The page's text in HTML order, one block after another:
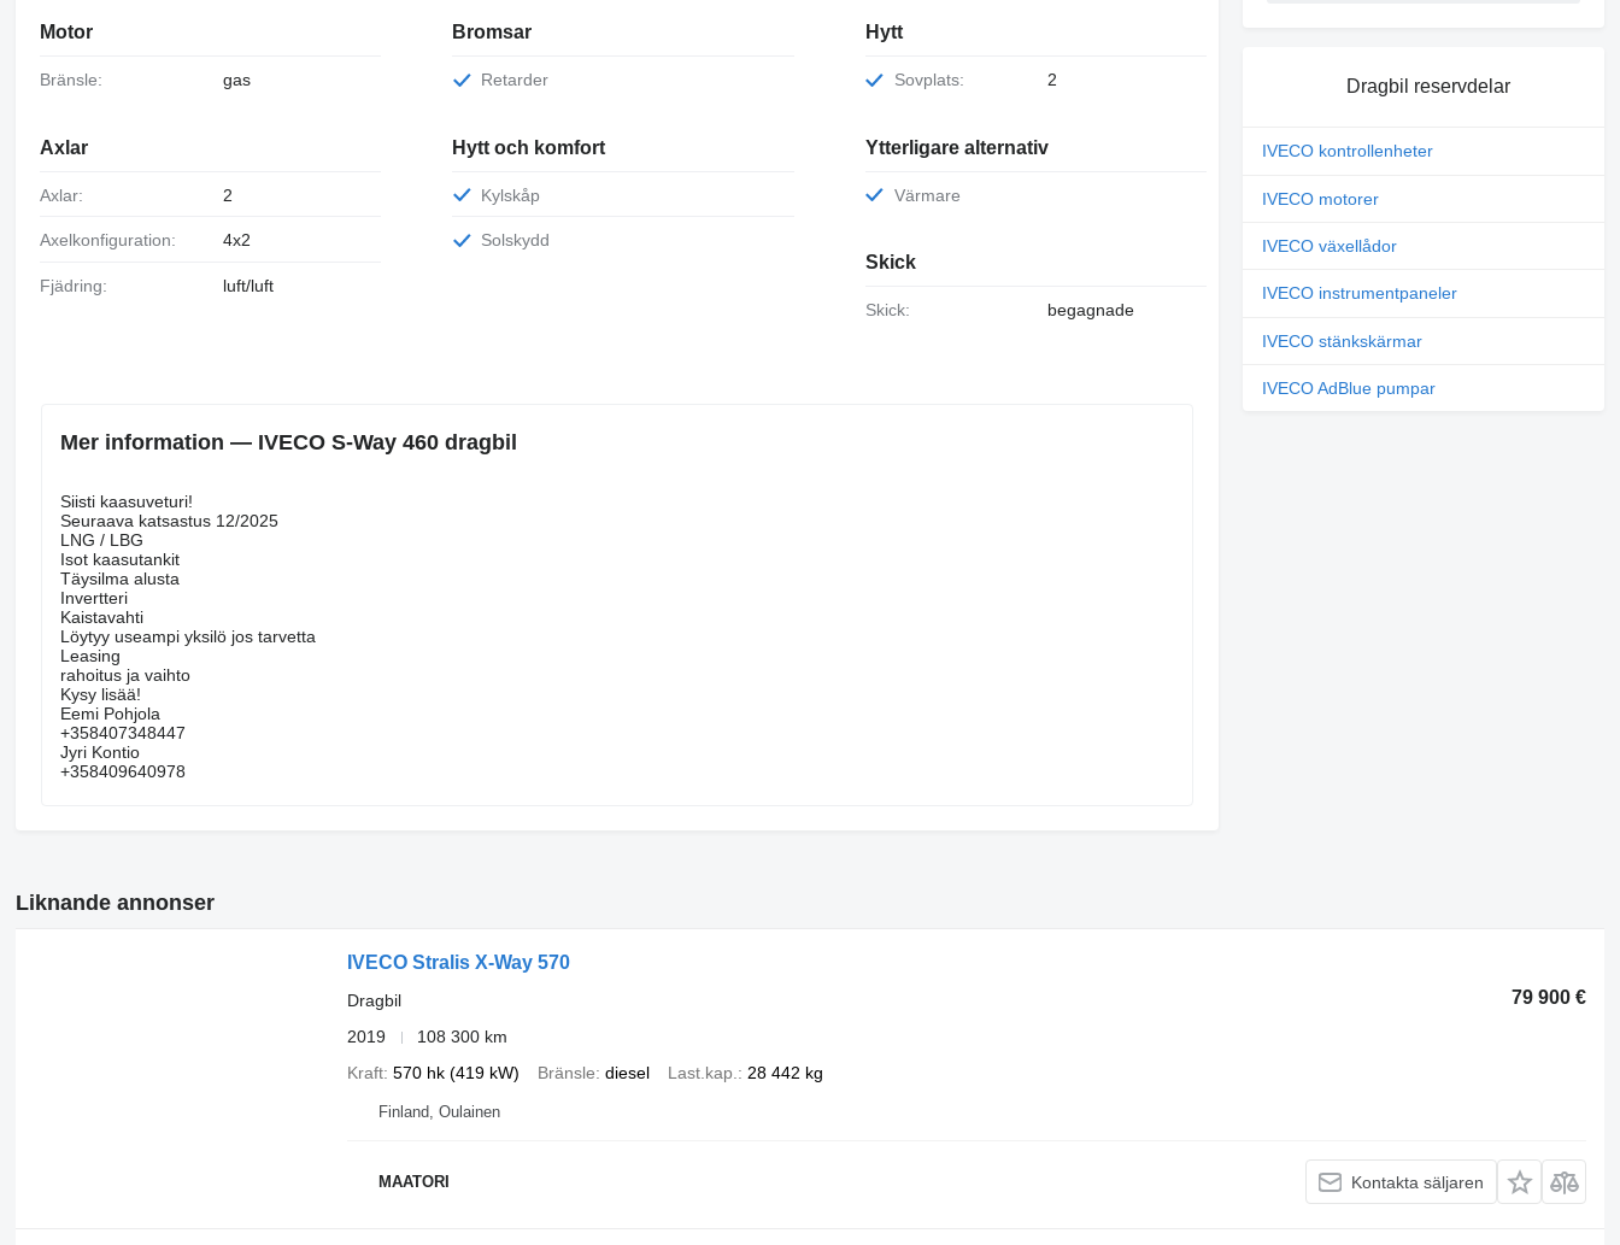
Motor
Bränsle: gas
Axlar
Axlar: 2
Axelkonfiguration: 4x2
Fjädring: luft/luft
Bromsar
Retarder
Hytt och komfort
Kylskåp
Solskydd
Hytt
Sovplats: 2
Ytterligare alternativ
Värmare
Skick
Skick: begagnade
Mer information — IVECO S-Way 460 dragbil
Siisti kaasuveturi!
Seuraava katsastus 12/2025
LNG / LBG
Isot kaasutankit
Täysilma alusta
Invertteri
Kaistavahti
Löytyy useampi yksilö jos tarvetta
Leasing
rahoitus ja vaihto
Kysy lisää!
Eemi Pohjola
+358407348447
Jyri Kontio
+358409640978
Dragbil reservdelar
IVECO kontrollenheter
IVECO motorer
IVECO växellådor
IVECO instrumentpaneler
IVECO stänkskärmar
IVECO AdBlue pumpar
Liknande annonser
IVECO Stralis X-Way 570
79 900 €
Dragbil
2019
108 300 km
Kraft 570 hk (419 kW) Bränsle diesel Last.kap. 28 442 kg
Finland, Oulainen
MAATORI Kontakta säljaren